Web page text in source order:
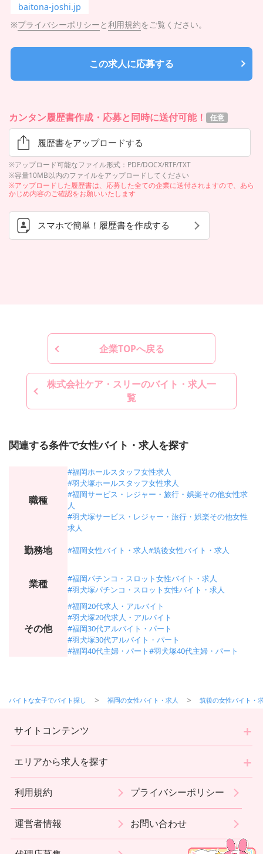
baitona-joshi.jp
※プライバシーポリシーと利用規約をご覧ください。
この求人に応募する
カンタン履歴書作成・応募と同時に送付可能！ 任意
履歴書をアップロードする
※アップロード可能なファイル形式：PDF/DOCX/RTF/TXT
※容量10MB以内のファイルをアップロードしてください
※アップロードした履歴書は、応募した全ての企業に送付されますので、あら
かじめ内容のご確認をお願いいたします
スマホで簡単！履歴書を作成する
企業TOPへ戻る
株式会社ケア・スリーのバイト・求人一
覧
関連する条件で女性バイト・求人を探す
職種
#福岡ホールスタッフ女性求人
#羽犬塚ホールスタッフ女性求人
#福岡サービス・レジャー・旅行・娯楽その他女性求
人
#羽犬塚サービス・レジャー・旅行・娯楽その他女性
求人
勤務地 #福岡女性バイト・求人#筑後女性バイト・求人
業種
#福岡パチンコ・スロット女性バイト・求人
#羽犬塚パチンコ・スロット女性バイト・求人
その他
#福岡20代求人・アルバイト
#羽犬塚20代求人・アルバイト
#福岡30代アルバイト・パート
#羽犬塚30代アルバイト・パート
#福岡40代主婦・パート#羽犬塚40代主婦・パート
バイトな女子でバイト探し 福岡の女性バイト・求人 筑後の女性バイト・
サイトコンテンツ
エリアから求人を探す
利用規約 プライバシーポリシー
運営者情報 お問い合わせ